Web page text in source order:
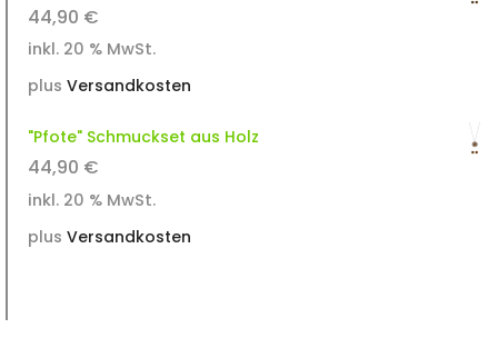
44,90 €
inkl. 20 % MwSt.
plus Versandkosten
"Pfote" Schmuckset aus Holz
44,90 €
inkl. 20 % MwSt.
plus Versandkosten